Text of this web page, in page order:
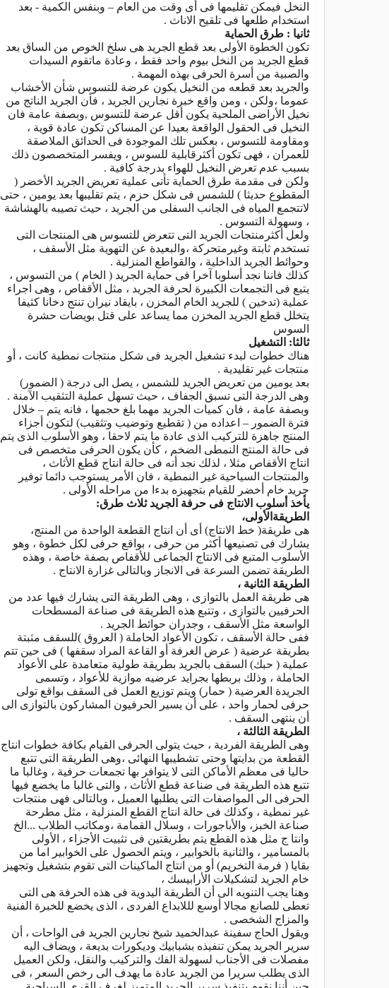
النخل فيمكن تقليمها فى أى وقت من العام – وبنفس الكمية - بعد
استخدام طلعها فى تلقيح الاناث .
ثانيا : طرق الحماية
تكون الخطوة الأولى بعد قطع الجريد هى سلخ الخوص من الساق بعد
قطع الجريد من النخل بيوم واحد فقط ، وعادة ماتقوم السيدات
والصبية من أسرة الحرفى بهذه المهمة .
والجريد بعد قطعه من النخيل يكون عرضة للتسوس شأن الأخشاب
عموما ،ولكن ، ومن واقع خبرة نجارين الجريد ، فأن الجريد الناتج من
نخيل الأراضى الملحية يكون أقل عرضة للتسوس ,وبصفة عامة فان
النخيل فى الحقول الواقعة بعيدا عن المساكن تكون عادة قوية ،
ومقاومة للتسوس ، بعكس تلك الموجودة فى الحدائق الملاصقة
للعمران ، فهى تكون أكثرقابلية للسوس ، ويفسر المتخصصون ذلك
بسبب عدم تعرض النخيل للهواء بدرجة كافية .
ولكن فى مقدمة طرق الحماية تأتى عملية تعريض الجريد الأخضر (
المقطوع حديثا ) للشمس فى شكل حزم ، يتم تقليبها بعد يومين ، حتى
لاتتجمع المياه فى الجانب السفلى من الجريد ، حيث تصيبه بالهشاشة
، وسهولة التسوس .
ولعل أكثرمنتجات الجريد التى تتعرض للتسوس هى المنتجات التى
تستخدم ثابتة وغيرمتحركة ،والبعيدة عن التهوية مثل الأسقف ،
وحوائط الجريد الداخلية ، والقواطع المنزلية .
كذلك فاننا نجد أسلوبا آخرا فى حماية الجريد ( الخام ) من التسوس ،
يتبع فى التجمعات الكبيرة لحرفة الجريد ، مثل الأقفاص ، وهى اجراء
عملية (تدخين ) للجريد الخام المخزن ، بايقاد نيران تنتج دخانا كثيفا
يتخلل قطع الجريد المخزن مما يساعد على قتل بويضات حشرة
السوس
ثالثا: التشغيل
هناك خطوات لبدء تشغيل الجريد فى شكل منتجات نمطية كانت ، أو
منتجات غير تقليدية .
بعد يومين من تعريض الجريد للشمس ، يصل الى درجة ( الضمور)
وهى الدرجة التى تسبق الجفاف ، حيث تسهل عملية التثقيب الآمنة .
وبصفة عامة ، فان كميات الجريد مهما بلغ حجمها ، فانه يتم – خلال
فترة الضمور – اعداده من ( تقطيع وتوضيب وتثقيب) لتكون أجزاء
المنتج جاهزة للتركيب الذى عادة ما يتم لاحقا ، وهو الأسلوب الذى يتم
فى حالة المنتج النمطى الضخم ، كأن يكون الحرفى متخصص فى
انتاج الأقفاص مثلا ، لذلك نجد أنه فى حالة انتاج قطع الأثاث ،
والمنتجات السياحية غير النمطية ، فان الأمر يستوجب دائما توفير
جريد خام أخضر للقيام بتجهيزه بدءا من مراحله الأولى .
يأخذ أسلوب الانتاج فى حرفة الجريد ثلاث طرق:
الطريقةالأولى،
هى طريقة( خط الانتاج) أى أن انتاج القطعة الواحدة من المنتج،
يشارك فى تصنيعها أكثر من حرفى ، بواقع حرفى لكل خطوة ، وهو
الأسلوب المتبع فى الانتاج الجماعى للأقفاص بصفة خاصة ، وهذه
الطريقة تضمن السرعة فى الانجاز وبالتالى غزارة الانتاج .
الطريقة الثانية ،
هى طريقة العمل بالتوازى ، وهى الطريقة التى يشارك فيها عدد من
الحرفيين بالتوازى ، وتتبع هذه الطريقة فى صناعة المسطحات
الواسعة مثل الأسقف ، وجدران حوائط الجريد .
ففى حالة الأسقف ، تكون الأعواد الحاملة ( العروق )للسقف مثبتة
بطريقة عرضية ( عرض الغرفة أو القاعة المراد سقفها ) فى حين تتم
عملية ( حبك) السقف بالجريد بطريقة طولية متعامدة على الأعواد
الحاملة ، وذلك بربطها بجرايد عرضيه موازية للأعواد ، وتسمى
الجريدة العرضية ( حمار) ويتم توزيع العمل فى السقف بواقع تولى
حرفى لحمار واحد ، على أن يسير الحرفيون المشاركون بالتوازى الى
أن ينتهى السقف .
الطريقة الثالثة ،
وهى الطريقة الفردية ، حيث يتولى الحرفى القيام بكافة خطوات انتاج
القطعة من بدايتها وحتى تشطيبها النهائى ،وهى الطريقة التى تتبع
حاليا فى معظم الأماكن التى لا يتوافر بها تجمعات حرفية ، وغالبا ما
تتبع هذه الطريقة فى ضناعة قطع الأثاث ، والتى غالبا ما يخضع فيها
الحرفى الى المواصفات التى يطلبها العميل ، وبالتالى فهى منتجات
غير نمطية ، وكذلك فى حالة انتاج القطع المنزلية ، مثل مطرحة
صناعة الخبز، والأباجورات ، وسلال القمامة ،ومكاتب الطلاب ...الخ
وانتا ج مثل هذه القطع يتم بطريقتين فى تثبيت الأجزاء ، الأولى
بالمسامير ، والثانية بالخوابير ، ويتم الحصول على الخوابير اما من
بقايا ( فرمة التخريم) أو من انتاج الماكينات التى تقوم بتشغيل وتجهيز
خام الجريد لتشكيلات الأرابيسك ،
وهنا يجب التنويه الى أن الطريقة اليدوية فى هذه الحرفة هى التى
تعطى للصانع مجالا أوسع لللابداع الفردى ، الذى يخضع للخبرة الفنية
والمزاج الشخصى .
ويقول الحاج سفينة عبدالحميد شيخ نجارين الجريد فى الواحات ، أن
سرير الجريد يمكن تنفيذه بشبابيك وديكورات بديعة ، ويضاف اليه
مفصلات فى الأجناب لسهولة الفك والتركيب والنقل، ولكن العميل
الذى يطلب سريرا من الجريد عادة ما يهدف الى رخص السعر ، فى